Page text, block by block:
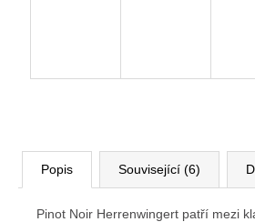
Popis Související (6)
Pinot Noir Herrenwingert patří mezi